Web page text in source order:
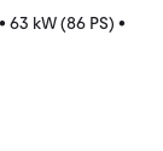
• 63 kW (86 PS) •